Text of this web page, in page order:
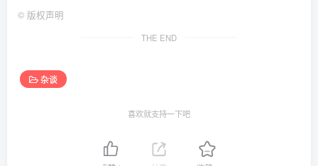
© 版权声明
THE END
杂谈
喜欢就支持一下吧